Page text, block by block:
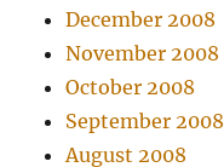
December 2008
November 2008
October 2008
September 2008
August 2008